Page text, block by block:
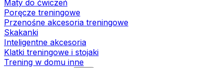
Maty do ćwiczeń
Poręcze treningowe
Przenośne akcesoria treningowe
Skakanki
Inteligentne akcesoria
Klatki treningowe i stojaki
Trening w domu inne